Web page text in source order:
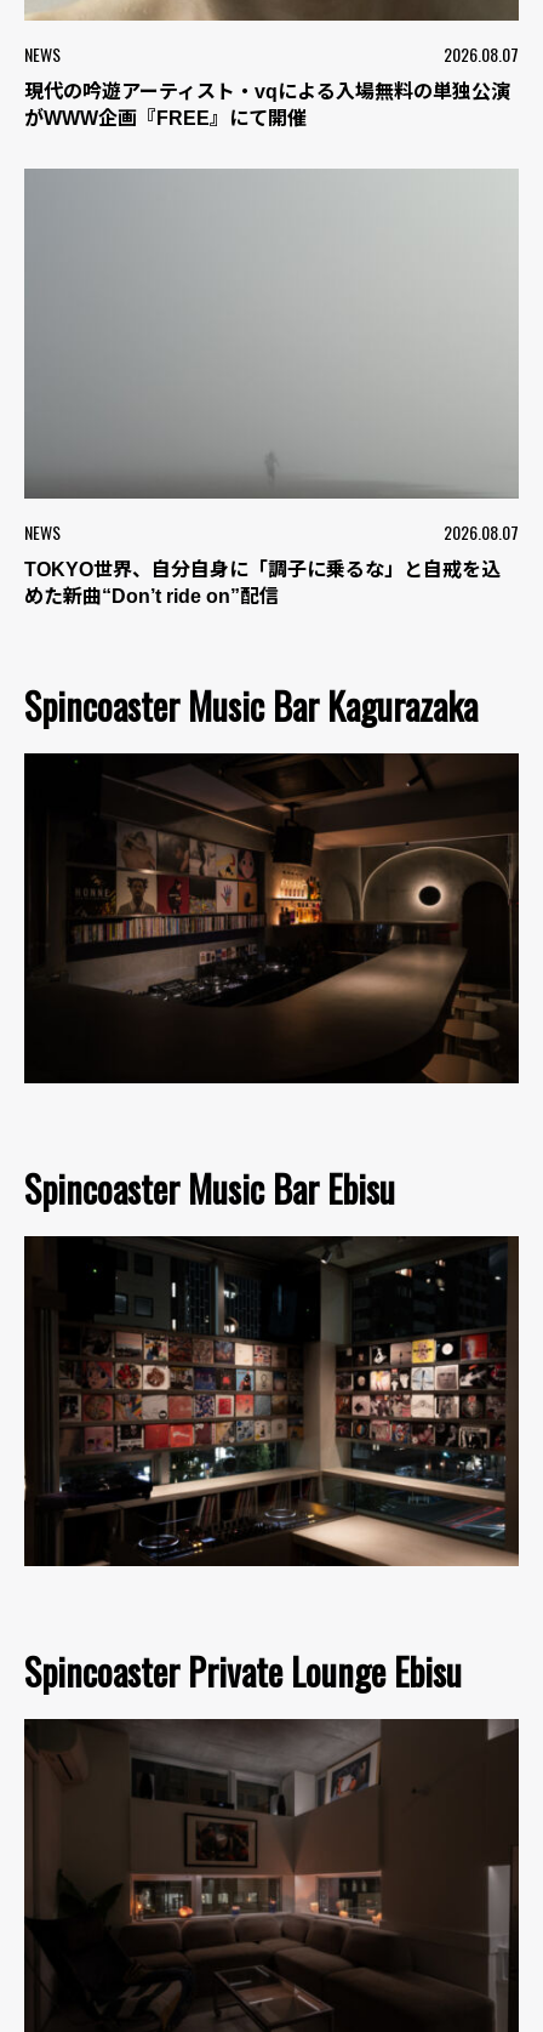
NEWS 2026.08.07
現代の吟遊アーティスト・vqによる入場無料の単独公演
がWWW企画『FREE』にて開催
NEWS 2026.08.07
TOKYO世界、自分自身に「調子に乗るな」と自戒を込
めた新曲“Don’t ride on”配信
Spincoaster Music Bar Kagurazaka
Spincoaster Music Bar Ebisu
Spincoaster Private Lounge Ebisu